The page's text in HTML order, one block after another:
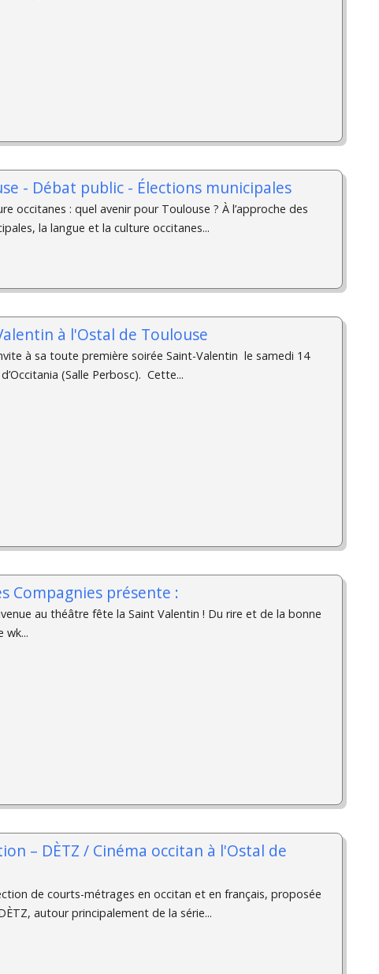
- Débat public - Élections municipales
occitanes : quel avenir pour Toulouse ? À l’approche des
la langue et la culture occitanes...
à l'Ostal de Toulouse
à sa toute première soirée Saint-Valentin le samedi 14
(Salle Perbosc). Cette...
Compagnies présente :
au théâtre fête la Saint Valentin ! Du rire et de la bonne
wk...
– DÈTZ / Cinéma occitan à l'Ostal de
de courts-métrages en occitan et en français, proposée
autour principalement de la série...